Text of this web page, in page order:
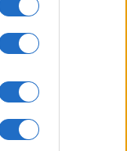
πως
από τη ΓΔΑΕΕ. Σε
, αλλά και η
κάνει το κάνει
φρεγάτες του
να κάνει